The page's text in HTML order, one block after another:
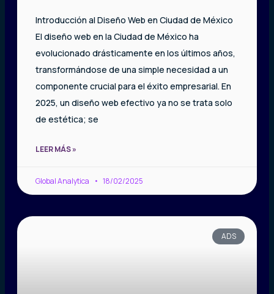
Introducción al Diseño Web en Ciudad de México
El diseño web en la Ciudad de México ha
evolucionado drásticamente en los últimos años,
transformándose de una simple necesidad a un
componente crucial para el éxito empresarial. En
2025, un diseño web efectivo ya no se trata solo
de estética; se
LEER MÁS »
Global Analytica 18/02/2025
ADS